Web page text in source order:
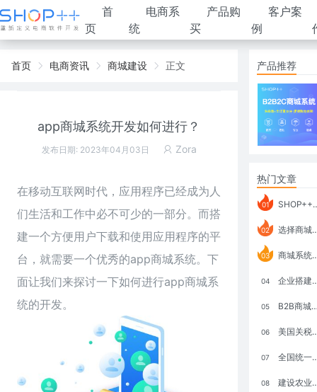
首
页
电商系
统
产品购
买
客户案
例
首页 电商资讯 商城建设 正文
app商城系统开发如何进行？
发布日期: 2023年04月03日 Zora
在移动互联网时代，应用程序已经成为人
们生活和工作中必不可少的一部分。而搭
建一个方便用户下载和使用应用程序的平
台，就需要一个优秀的app商城系统。下
面让我们来探讨一下如何进行app商城系
统的开发。
产品推荐
热门文章
01 SHOP++ B2B2C V9.1 全新发布 新亮点
02 选择商城系统要考虑哪些问题？
03 商城系统如何打通跨境电商模式？
04 企业搭建积分商城系统要注意什么？
05 B2B商城系统搭建：开发语言、功能、优势分析
06 美国关税政策冲击全球电商格局：五大类平台受重创，转型与自救成关键
07 全国统一大市场：电商如何掘金新蓝海？
08 建设农业强国，网上商城来助力！